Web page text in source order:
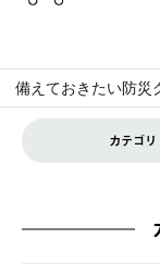
カテゴリ